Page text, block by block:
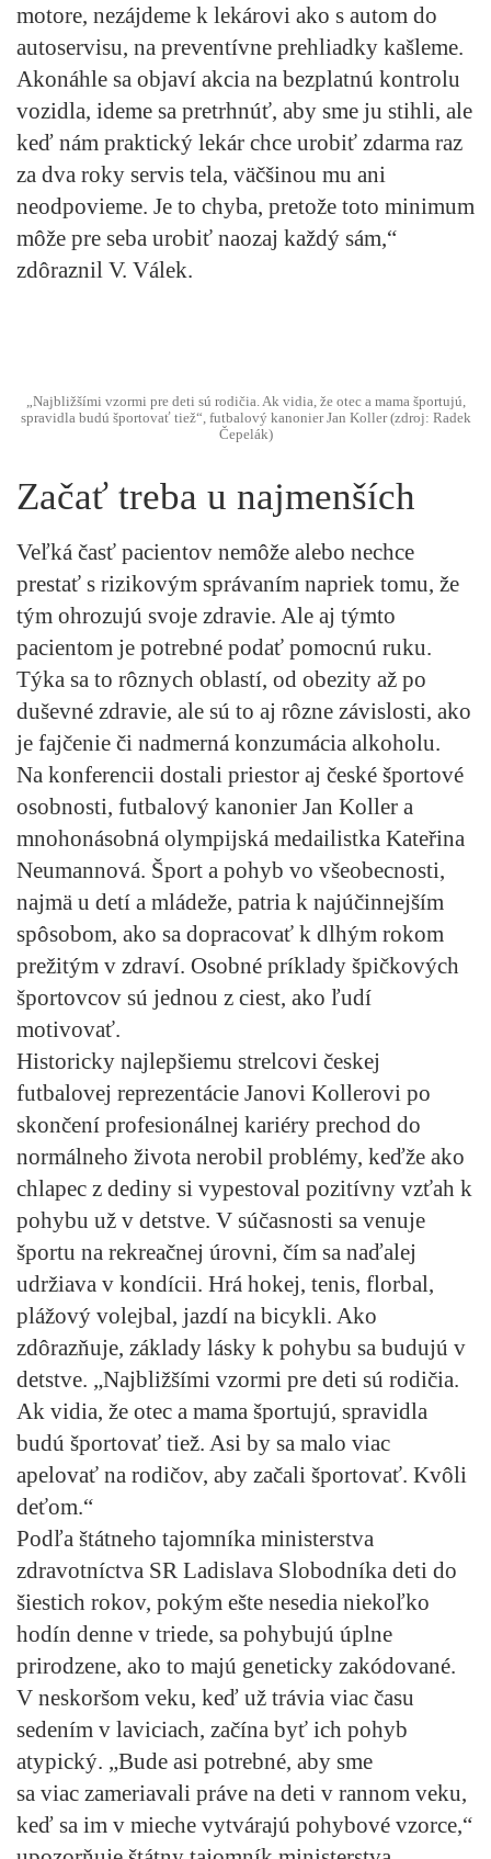
motore, nezájdeme k lekárovi ako s autom do
autoservisu, na preventívne prehliadky kašleme.
Akonáhle sa objaví akcia na bezplatnú kontrolu
vozidla, ideme sa pretrhnúť, aby sme ju stihli, ale
keď nám praktický lekár chce urobiť zdarma raz
za dva roky servis tela, väčšinou mu ani
neodpovieme. Je to chyba, pretože toto minimum
môže pre seba urobiť naozaj každý sám,“
zdôraznil V. Válek.
„Najbližšími vzormi pre deti sú rodičia. Ak vidia, že otec a mama športujú,
spravidla budú športovať tiež“, futbalový kanonier Jan Koller (zdroj: Radek
Čepelák)
Začať treba u najmenších
Veľká časť pacientov nemôže alebo nechce
prestať s rizikovým správaním napriek tomu, že
tým ohrozujú svoje zdravie. Ale aj týmto
pacientom je potrebné podať pomocnú ruku.
Týka sa to rôznych oblastí, od obezity až po
duševné zdravie, ale sú to aj rôzne závislosti, ako
je fajčenie či nadmerná konzumácia alkoholu.
Na konferencii dostali priestor aj české športové
osobnosti, futbalový kanonier Jan Koller a
mnohonásobná olympijská medailistka Kateřina
Neumannová. Šport a pohyb vo všeobecnosti,
najmä u detí a mládeže, patria k najúčinnejším
spôsobom, ako sa dopracovať k dlhým rokom
prežitým v zdraví. Osobné príklady špičkových
športovcov sú jednou z ciest, ako ľudí
motivovať.
Historicky najlepšiemu strelcovi českej
futbalovej reprezentácie Janovi Kollerovi po
skončení profesionálnej kariéry prechod do
normálneho života nerobil problémy, keďže ako
chlapec z dediny si vypestoval pozitívny vzťah k
pohybu už v detstve. V súčasnosti sa venuje
športu na rekreačnej úrovni, čím sa naďalej
udržiava v kondícii. Hrá hokej, tenis, florbal,
plážový volejbal, jazdí na bicykli. Ako
zdôrazňuje, základy lásky k pohybu sa budujú v
detstve. „Najbližšími vzormi pre deti sú rodičia.
Ak vidia, že otec a mama športujú, spravidla
budú športovať tiež. Asi by sa malo viac
apelovať na rodičov, aby začali športovať. Kvôli
deťom.“
Podľa štátneho tajomníka ministerstva
zdravotníctva SR Ladislava Slobodníka deti do
šiestich rokov, pokým ešte nesedia niekoľko
hodín denne v triede, sa pohybujú úplne
prirodzene, ako to majú geneticky zakódované.
V neskoršom veku, keď už trávia viac času
sedením v laviciach, začína byť ich pohyb
atypický. „Bude asi potrebné, aby sme
sa viac zameriavali práve na deti v rannom veku,
keď sa im v mieche vytvárajú pohybové vzorce,“